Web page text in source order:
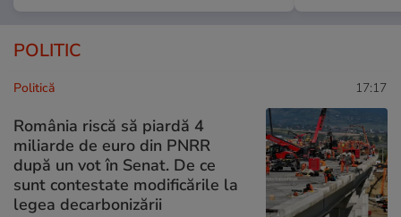
POLITIC
Politică 17:17
România riscă să piardă 4
miliarde de euro din PNRR
după un vot în Senat. De ce
sunt contestate modificările la
legea decarbonizării